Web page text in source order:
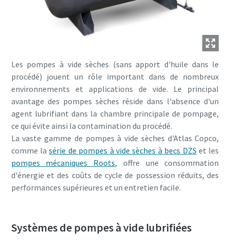
Les pompes à vide sèches (sans apport d'huile dans le
procédé) jouent un rôle important dans de nombreux
environnements et applications de vide. Le principal
avantage des pompes sèches réside dans l'absence d'un
agent lubrifiant dans la chambre principale de pompage,
ce qui évite ainsi la contamination du procédé.
La vaste gamme de pompes à vide sèches d'Atlas Copco,
comme lasérie de pompes à vide sèches à becs DZS et les
pompes mécaniques Roots, offre une consommation
d'énergie et des coûts de cycle de possession réduits, des
performances supérieures et un entretien facile.
Systèmes de pompes à vide lubrifiées